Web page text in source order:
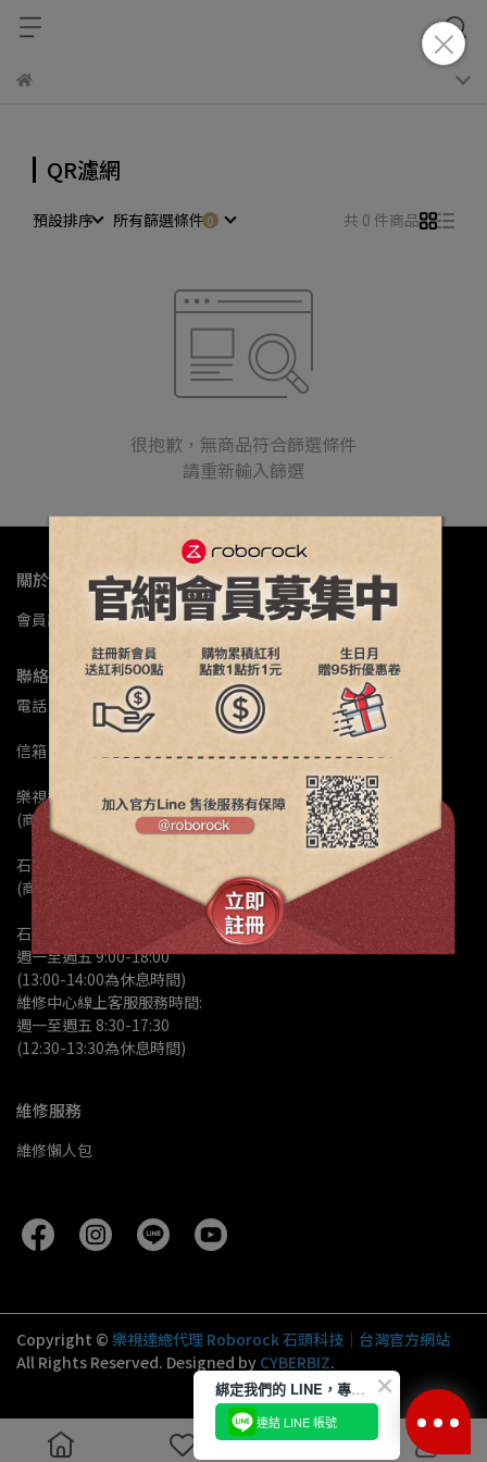
QR濾網
預設排序 所有篩選條件 共 0 件商品
很抱歉，無商品符合篩選條件
請重新輸入篩選
關於我們
會員註冊 公司簡介 門市據點 退換修政策 常見問題
聯絡資訊
電話 : 02-82601158
信箱 : service@luxystargroup.com
樂視達維修客服Line : @ls168168
(商品維修服務洽詢)
石頭科技客服Line : @roborock
(商品退換貨、保固問題、商品諮詢)
石頭科技線上客服服務時間 :
週一至週五 9:00-18:00
(13:00-14:00為休息時間)
維修中心線上客服服務時間:
週一至週五 8:30-17:30
(12:30-13:30為休息時間)
維修服務
維修懶人包
Copyright © 樂視達總代理 Roborock 石頭科技｜台灣官方網站
All Rights Reserved. Designed by CYBERBIZ.
綁定我們的 LINE，專屬優惠隨時送到！
連結 LINE 帳號